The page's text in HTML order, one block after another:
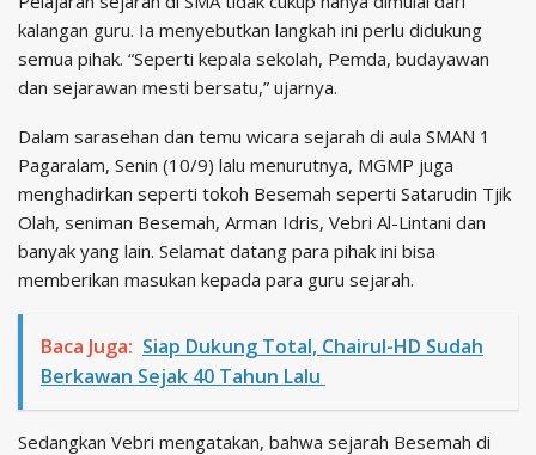
kalangan guru. Ia menyebutkan langkah ini perlu didukung
semua pihak. “Seperti kepala sekolah, Pemda, budayawan
dan sejarawan mesti bersatu,” ujarnya.
Dalam sarasehan dan temu wicara sejarah di aula SMAN 1
Pagaralam, Senin (10/9) lalu menurutnya, MGMP juga
menghadirkan seperti tokoh Besemah seperti Satarudin Tjik
Olah, seniman Besemah, Arman Idris, Vebri Al-Lintani dan
banyak yang lain. Selamat datang para pihak ini bisa
memberikan masukan kepada para guru sejarah.
Baca Juga: Siap Dukung Total, Chairul-HD Sudah
Berkawan Sejak 40 Tahun Lalu
Sedangkan Vebri mengatakan, bahwa sejarah Besemah di